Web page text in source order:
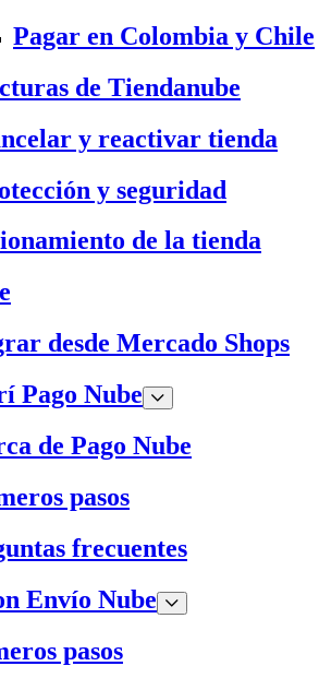
Pagar en Colombia y Chile
de Tiendanube
y reactivar tienda
y seguridad
de la tienda
desde Mercado Shops
Pago Nube
de Pago Nube
pasos
frecuentes
Envío Nube
pasos